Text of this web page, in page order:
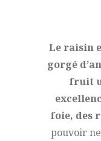
Le raisin
gorgé
fruit
foie, des
pouvoir